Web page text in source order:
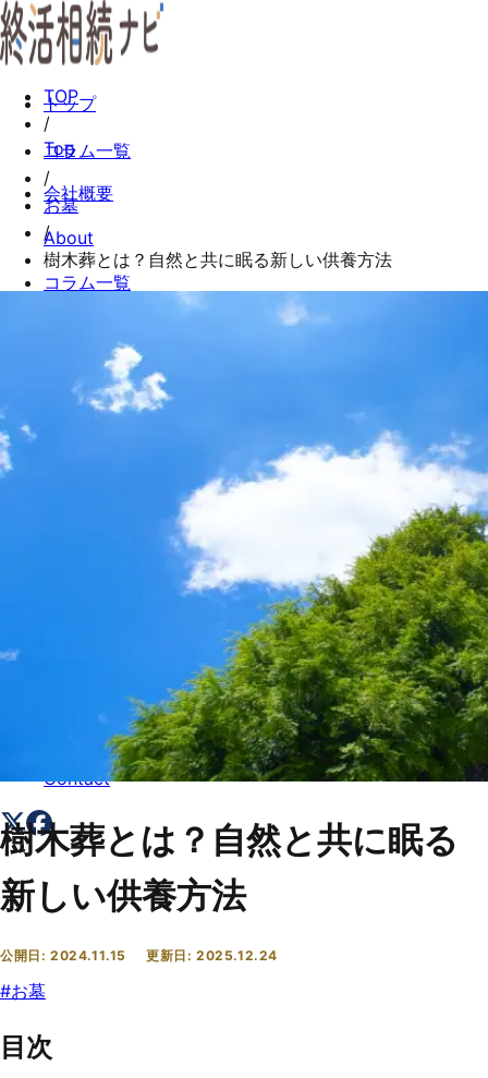
トップ
Top
会社概要
About
コラム一覧
お問い合わせ
Contact
コラム一覧
Columns
お問い合わせ
Contact
TOP
/
コラム一覧
/
お墓
/
樹木葬とは？自然と共に眠る新しい供養方法
樹木葬とは？自然と共に眠る
新しい供養方法
公開日:2024.11.15 更新日:2025.12.24
#お墓
目次